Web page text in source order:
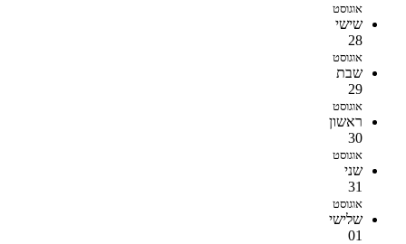
אוגוסט
שישי
28
אוגוסט
שבת
29
אוגוסט
ראשון
30
אוגוסט
שני
31
אוגוסט
שלישי
01